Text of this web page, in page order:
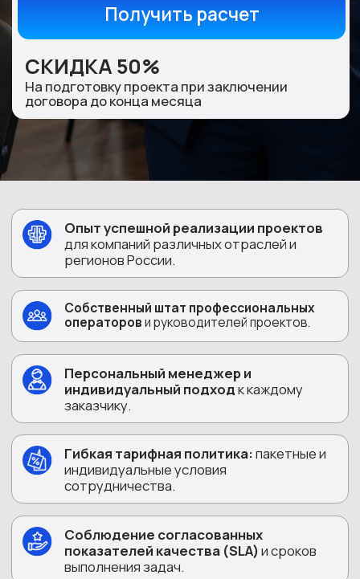
Полное соответствие требованиям
законодательствав части защиты
персональных данных.
Соблюдение согласованных
показателей качества (SLA)
выполнения задач.
сотрудничества.
Персональный менеджер и
индивидуальный подход
Собственный штат профессиональных
операторови руководителей проектов.
Опыт успешной реализации проектов
для компаний различных отраслей и
УСЛУГИ КОЛЛ-ЦЕНТРА
REPLY
Инструмент для автоматической
оценки разговоров операторов,
контроля соответствия скриптам
и выявления слабых мест в работе
контактного центра.
Аналитика звонков с
помощью ИИ
Ваши клиенты дозвонятся всегда.
Городской или федеральный
номер 8-800, многоканальность,
автоматическое распределение
Горячая линия 24/7